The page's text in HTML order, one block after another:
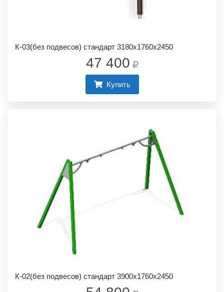
К-03(без подвесов) стандарт 3180х1760х2450
47 400
Купить
К-02(без подвесов) стандарт 3900х1760х2450